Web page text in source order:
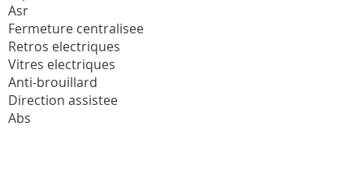
Asr
Fermeture centralisee
Retros electriques
Vitres electriques
Anti-brouillard
Direction assistee
Abs